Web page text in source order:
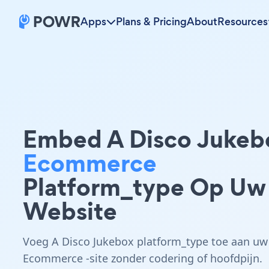
Apps Plans & PricingAboutResources
Embed A Disco
Ecommerce
Platform_type Op Uw
Website
Voeg A Disco Jukebox platform_type toe aan uw
Ecommerce -site zonder codering of hoofdpijn.